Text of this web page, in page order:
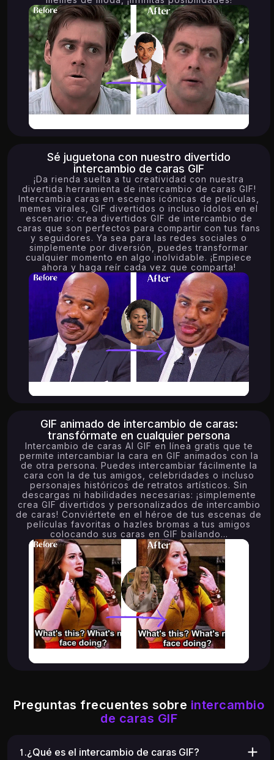
Sé juguetona con nuestro divertido
intercambio de caras GIF
¡Da rienda suelta a tu creatividad con nuestra
divertida herramienta de intercambio de caras GIF!
Intercambia caras en escenas icónicas de películas,
memes virales, GIF divertidos o incluso ídolos en el
escenario: crea divertidos GIF de intercambio de
caras que son perfectos para compartir con tus fans
y seguidores. Ya sea para las redes sociales o
simplemente por diversión, puedes transformar
cualquier momento en algo inolvidable. ¡Empiece
ahora y haga reír cada vez que comparta!
GIF animado de intercambio de caras:
transfórmate en cualquier persona
Intercambio de caras AI GIF en línea gratis que te
permite intercambiar la cara en GIF animados con la
de otra persona. Puedes intercambiar fácilmente la
cara con la de tus amigos, celebridades o incluso
personajes históricos de retratos artísticos. Sin
descargas ni habilidades necesarias: ¡simplemente
crea GIF divertidos y personalizados de intercambio
de caras! Conviértete en el héroe de tus escenas de
películas favoritas o hazles bromas a tus amigos
colocando sus caras en GIF bailando...
Preguntas frecuentes sobre intercambio
de caras GIF
1.¿Qué es el intercambio de caras GIF?